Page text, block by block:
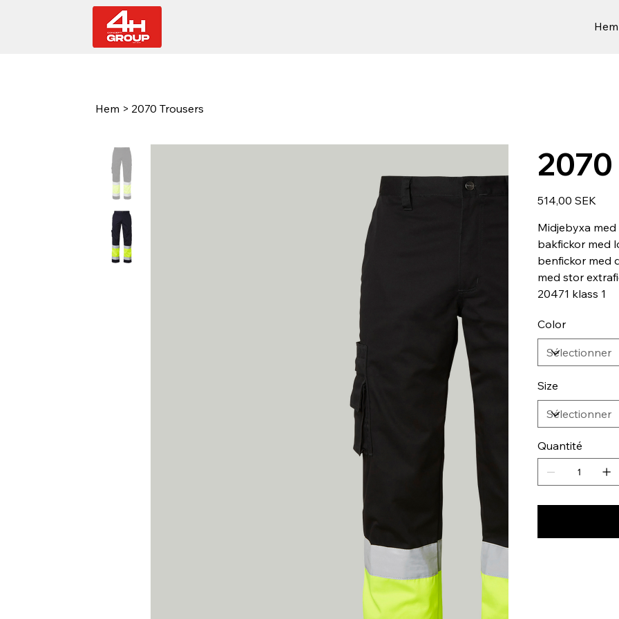
Hem
Hem > 2070 Trousers
Prix
514,00 SEK
Midjebyxa
bakfickor med
benfickor med
med stor
20471 klass 1
Color
Size
Quantité